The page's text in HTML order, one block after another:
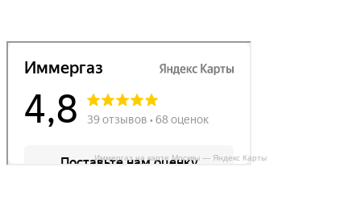
Иммергаз на карте Москвы — Яндекс Карты